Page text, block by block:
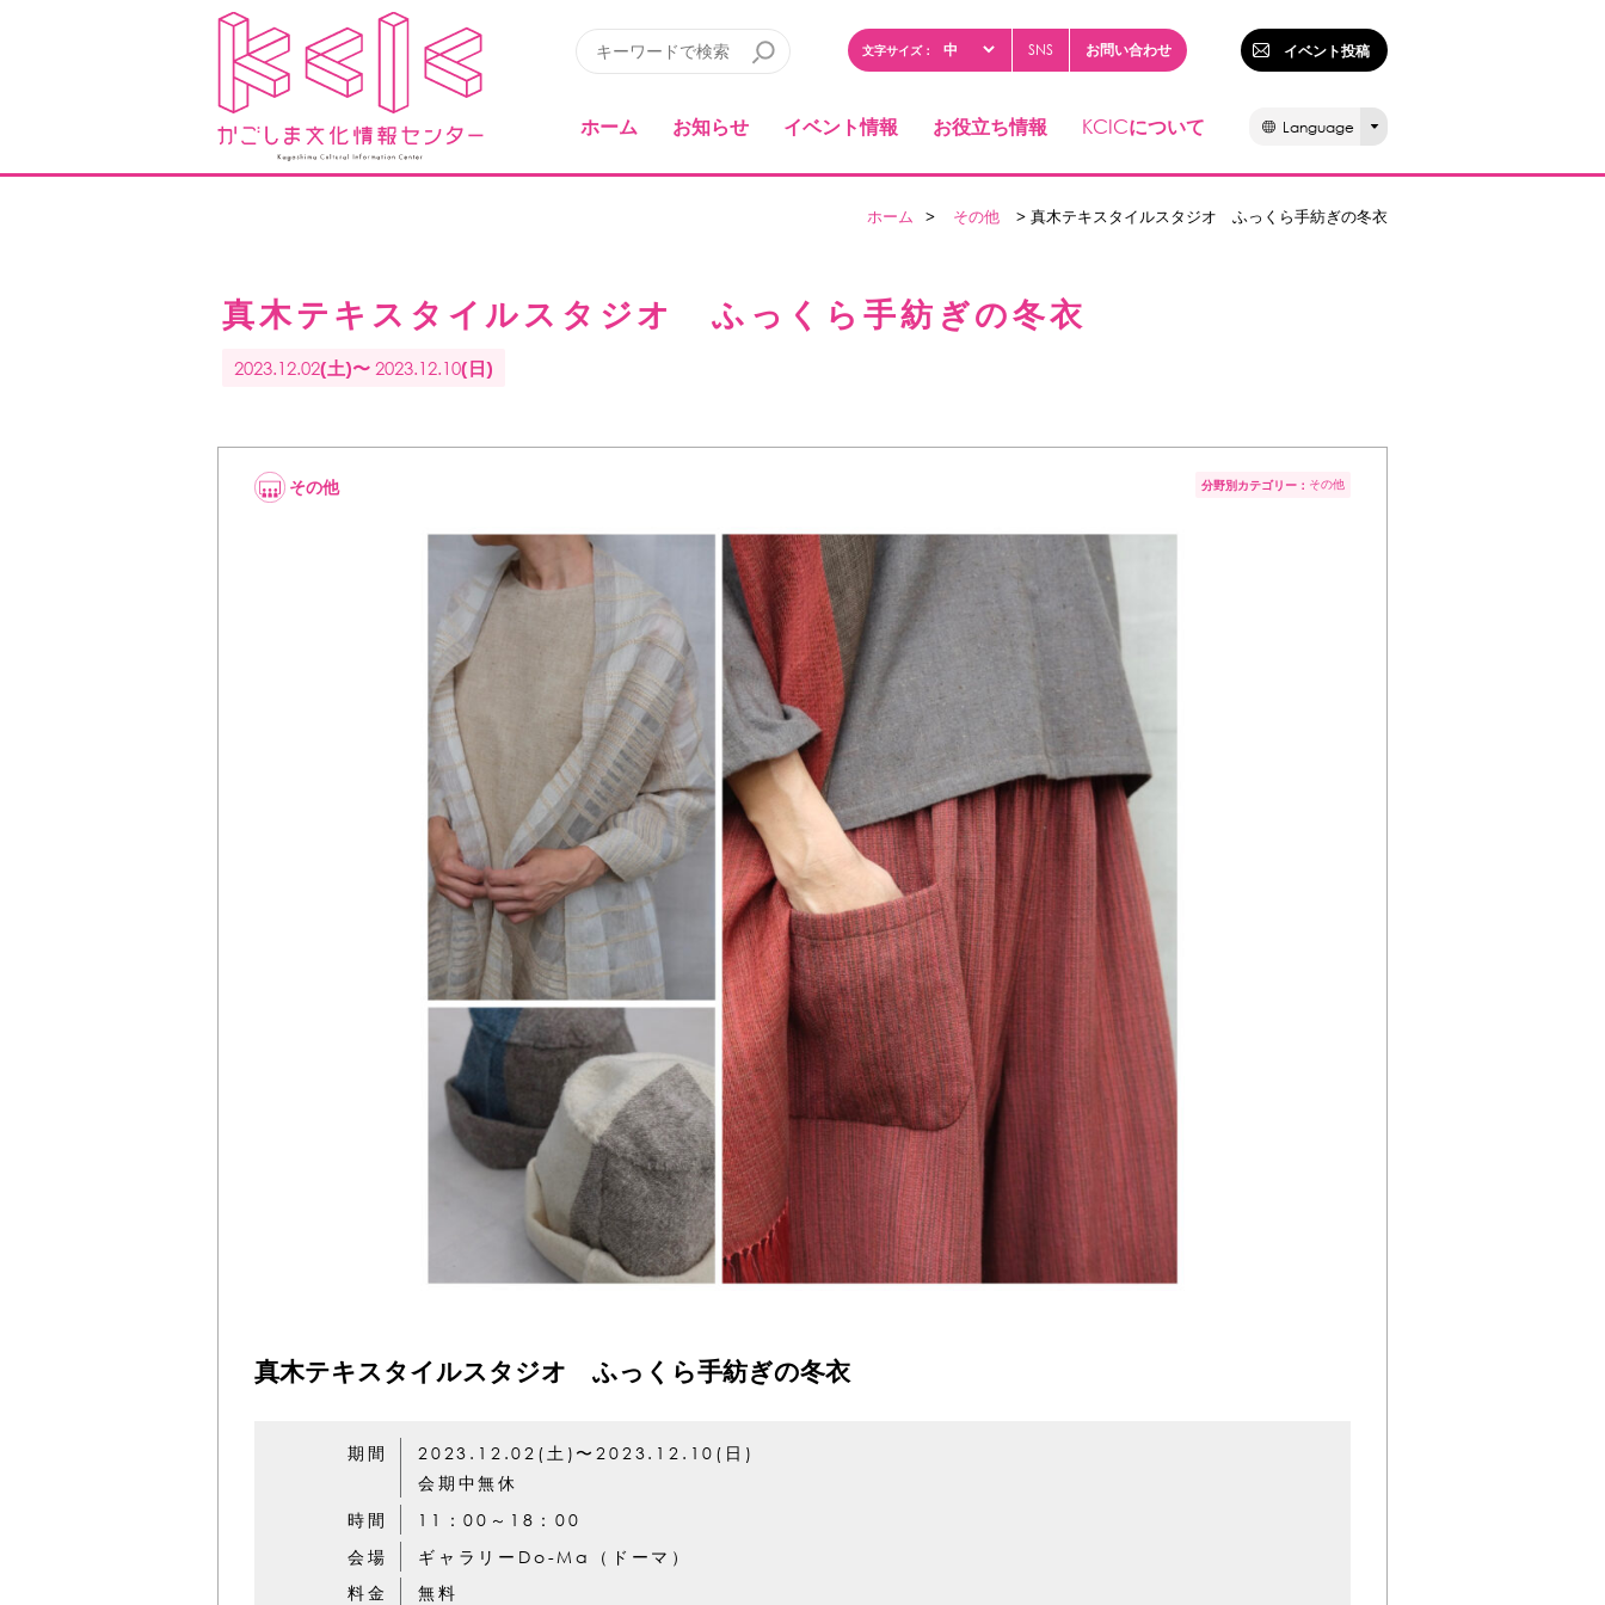
文字サイズ： SNS お問い合わせ イベント投稿
ホーム お知らせ イベント情報 お役立ち情報 KCICについて Language
ホーム > その他 > 真木テキスタイルスタジオ ふっくら手紡ぎの冬衣
真木テキスタイルスタジオ ふっくら手紡ぎの冬衣
2023.12.02(土)〜 2023.12.10(日)
その他 分野別カテゴリー： その他
真木テキスタイルスタジオ ふっくら手紡ぎの冬衣
期間
2023.12.02(土)〜2023.12.10(日)
会期中無休
時間
11：00～18：00
会場
ギャラリーDo-Ma（ドーマ）
料金
無料